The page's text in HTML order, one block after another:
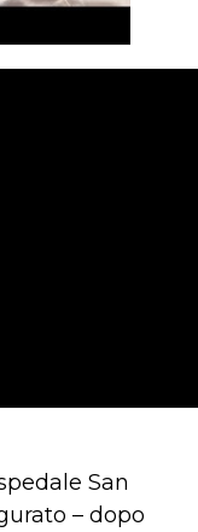
San
– dopo